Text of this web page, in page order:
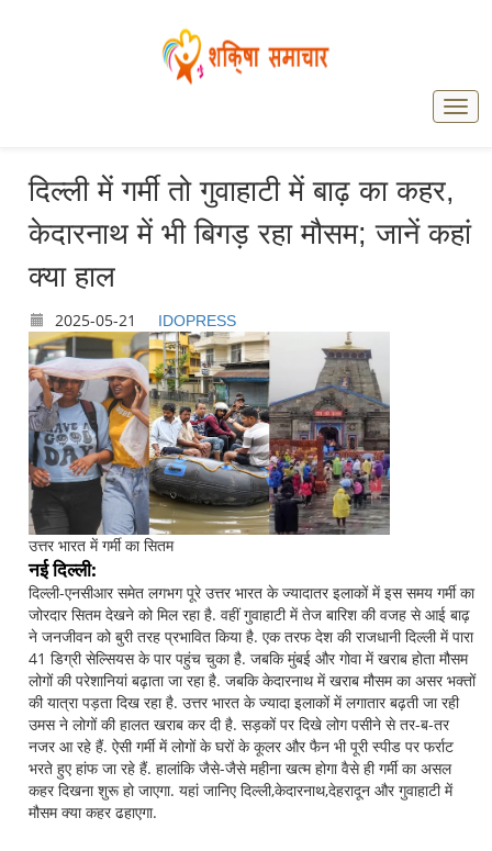
दिल्ली में गर्मी तो गुवाहाटी में बाढ़ का कहर,
केदारनाथ में भी बिगड़ रहा मौसम; जानें कहां
क्या हाल
2025-05-21 IDOPRESS
उत्तर भारत में गर्मी का सितम
नई दिल्ली:
दिल्ली-एनसीआर समेत लगभग पूरे उत्तर भारत के ज्यादातर इलाकों में इस समय गर्मी का
जोरदार सितम देखने को मिल रहा है. वहीं गुवाहाटी में तेज बारिश की वजह से आई बाढ़
ने जनजीवन को बुरी तरह प्रभावित किया है. एक तरफ देश की राजधानी दिल्ली में पारा
41 डिग्री सेल्सियस के पार पहुंच चुका है. जबकि मुंबई और गोवा में खराब होता मौसम
लोगों की परेशानियां बढ़ाता जा रहा है. जबकि केदारनाथ में खराब मौसम का असर भक्तों
की यात्रा पड़ता दिख रहा है. उत्तर भारत के ज्यादा इलाकों में लगातार बढ़ती जा रही
उमस ने लोगों की हालत खराब कर दी है. सड़कों पर दिखे लोग पसीने से तर-ब-तर
नजर आ रहे हैं. ऐसी गर्मी में लोगों के घरों के कूलर और फैन भी पूरी स्पीड पर फर्राट
भरते हुए हांफ जा रहे हैं. हालांकि जैसे-जैसे महीना खत्म होगा वैसे ही गर्मी का असल
कहर दिखना शुरू हो जाएगा. यहां जानिए दिल्ली,केदारनाथ,देहरादून और गुवाहाटी में
मौसम क्या कहर ढहाएगा.